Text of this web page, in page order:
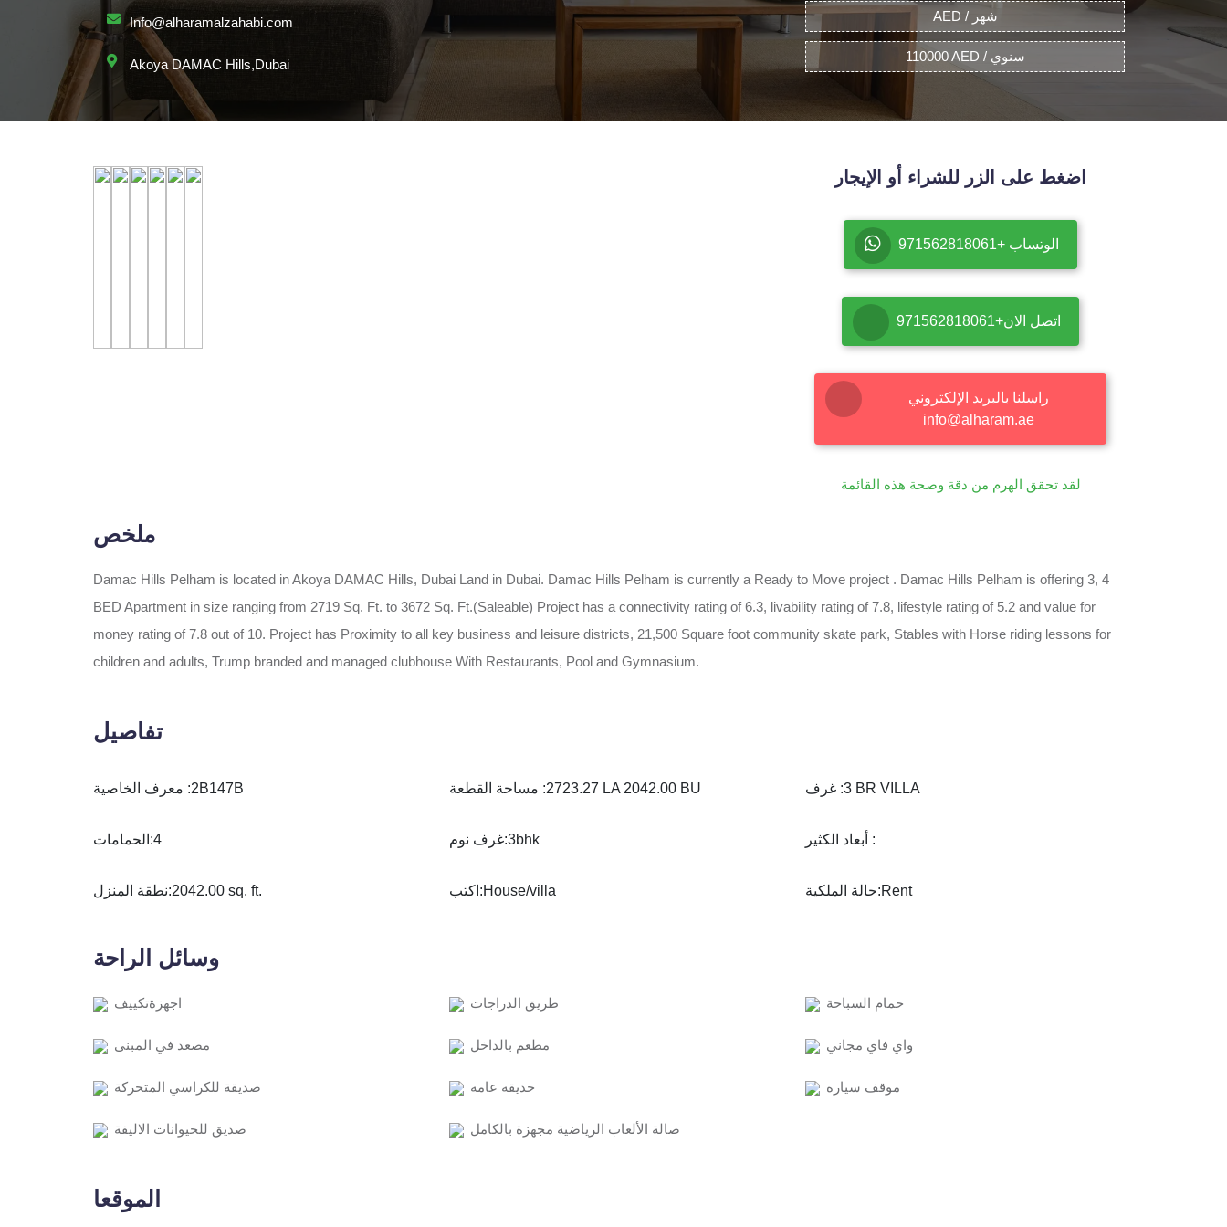
Info@alharamalzahabi.com
Akoya DAMAC Hills,Dubai
AED / شهر
110000 AED / سنوي
اضغط على الزر للشراء أو الإيجار
الوتساب +971562818061
اتصل الان+971562818061
راسلنا بالبريد الإلكتروني
info@alharam.ae
لقد تحقق الهرم من دقة وصحة هذه القائمة
ملخص
Damac Hills Pelham is located in Akoya DAMAC Hills, Dubai Land in Dubai. Damac Hills Pelham is currently a Ready to Move project . Damac Hills Pelham is offering 3, 4
BED Apartment in size ranging from 2719 Sq. Ft. to 3672 Sq. Ft.(Saleable) Project has a connectivity rating of 6.3, livability rating of 7.8, lifestyle rating of 5.2 and value for
money rating of 7.8 out of 10. Project has Proximity to all key business and leisure districts, 21,500 Square foot community skate park, Stables with Horse riding lessons for
children and adults, Trump branded and managed clubhouse With Restaurants, Pool and Gymnasium.
تفاصيل
معرف الخاصية :2B147B مساحة القطعة :2723.27 LA 2042.00 BU غرف :3 BR VILLA
الحمامات:4 غرف نوم:3bhk أبعاد الكثير :
نطقة المنزل:2042.00 sq. ft. اكتب:House/villa حالة الملكية:Rent
وسائل الراحة
اجهزةتكييف طريق الدراجات حمام السباحة
مصعد في المبنى مطعم بالداخل واي فاي مجاني
صديقة للكراسي المتحركة حديقه عامه موقف سياره
صديق للحيوانات الاليفة صالة الألعاب الرياضية مجهزة بالكامل
الموقعا